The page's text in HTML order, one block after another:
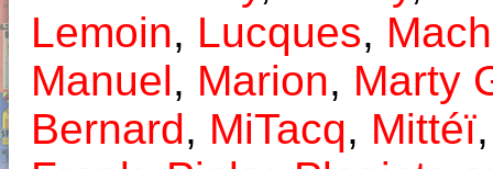
Lemoin, Lucques,
Manuel, Marion, Marty
Bernard, MiTacq, Mittéï